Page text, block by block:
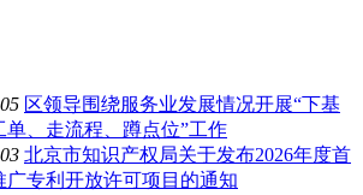
区领导围绕服务业发展情况开展“下基
单、走流程、蹲点位”工作
北京市知识产权局关于发布2026年度首
广专利开放许可项目的通知